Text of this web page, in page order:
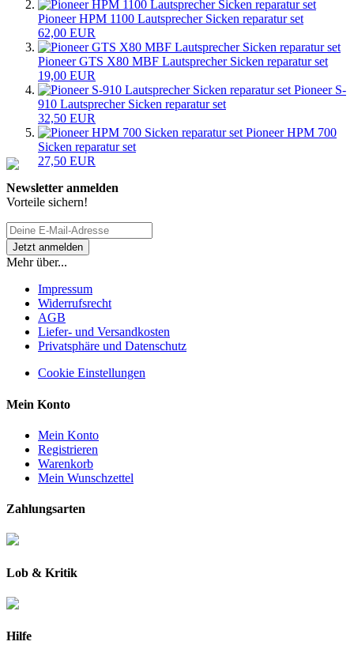
Pioneer HPM 1100 Lautsprecher Sicken reparatur set
62,00 EUR
Pioneer GTS X80 MBF Lautsprecher Sicken reparatur set
19,00 EUR
Pioneer S-
910 Lautsprecher Sicken reparatur set
32,50 EUR
Pioneer HPM 700
Sicken reparatur set
27,50 EUR
Newsletter anmelden
Vorteile sichern!
Mehr über...
Impressum
Widerrufsrecht
AGB
Liefer- und Versandkosten
Privatsphäre und Datenschutz
Cookie Einstellungen
Mein Konto
Mein Konto
Registrieren
Warenkorb
Mein Wunschzettel
Zahlungsarten
Lob & Kritik
Hilfe